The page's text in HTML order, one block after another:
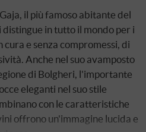
il più famoso abitante del
in tutto il mondo per i
e senza compromessi, di
Anche nel suo avamposto
di Bolgheri, l'importante
eleganti nel suo stile
con le caratteristiche
offrono un'immagine lucida e